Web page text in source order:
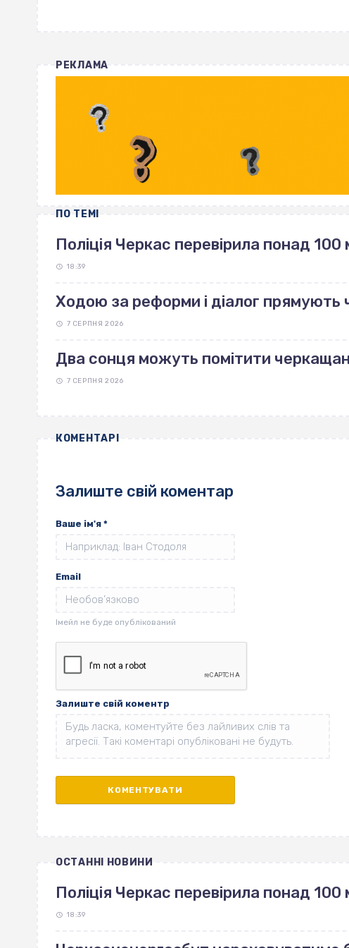
РЕКЛАМА
ПО ТЕМІ
Поліція Черкас перевірила понад
18:39
Ходою за реформи і діалог прямують
7 СЕРПНЯ 2026
Два сонця можуть помітити
7 СЕРПНЯ 2026
КОМЕНТАРІ
Залиште свій коментар
Ваше ім'я *
Email
Залиште свій коментр
ОСТАННІ НОВИНИ
Поліція Черкас перевірила понад
18:39